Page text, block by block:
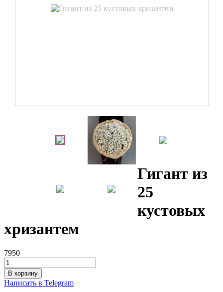
Гигант из
25
кустовых
хризантем
7950
В корзину
Написать в Telegram